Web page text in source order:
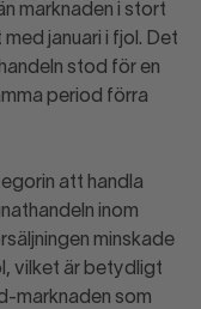
marknaden i stort
januari i fjol. Det
stod för en
period förra
att handla
inom
minskade
vilket är betydligt
marknaden som